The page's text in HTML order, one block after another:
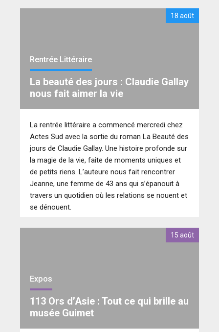
18 août
Rentrée Littéraire
La beauté des jours : Claudie Gallay
nous fait aimer la vie
La rentrée littéraire a commencé mercredi chez
Actes Sud avec la sortie du roman La Beauté des
jours de Claudie Gallay. Une histoire profonde sur
la magie de la vie, faite de moments uniques et
de petits riens. L’auteure nous fait rencontrer
Jeanne, une femme de 43 ans qui s’épanouit à
travers un quotidien où les relations se nouent et
se dénouent.
15 août
Expos
113 Ors d’Asie : Tout ce qui brille au
musée Guimet